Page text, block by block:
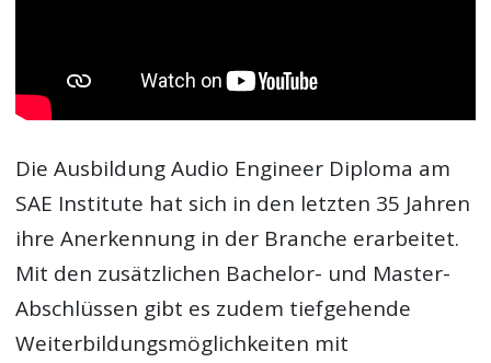
Die Ausbildung Audio Engineer Diploma am
SAE Institute hat sich in den letzten 35 Jahren
ihre Anerkennung in der Branche erarbeitet.
Mit den zusätzlichen Bachelor- und Master-
Abschlüssen gibt es zudem tiefgehende
Weiterbildungsmöglichkeiten mit